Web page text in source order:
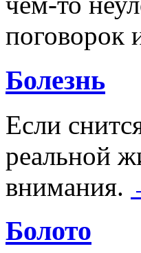
поговорок
Болезнь
Если
реальной
внимания.
Болото